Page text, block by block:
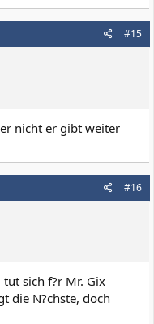
#15
nicht er gibt weiter
#16
sich f?r Mr. Gix
die N?chste, doch